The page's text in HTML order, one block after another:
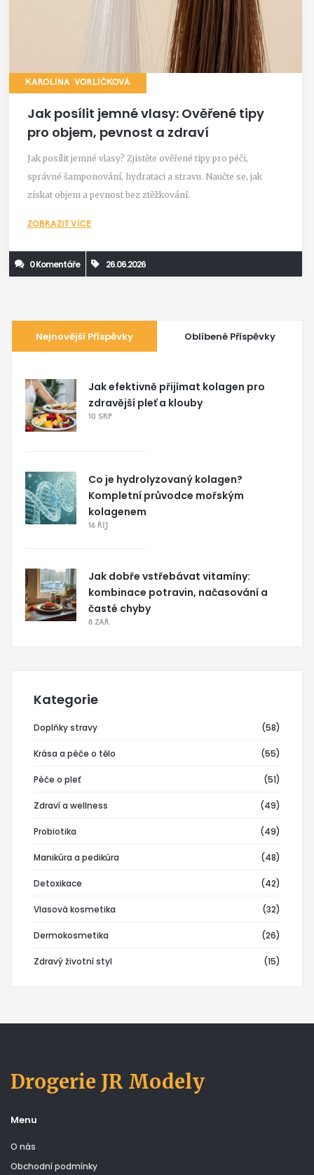
KAROLÍNA VORLÍČKOVÁ
Jak posílit jemné vlasy: Ověřené tipy
pro objem, pevnost a zdraví
Jak posílit jemné vlasy? Zjistěte ověřené tipy pro péči,
správné šamponování, hydrataci a stravu. Naučte se, jak
získat objem a pevnost bez ztěžkování.
ZOBRAZIT VÍCE
0 Komentáře 26.06.2026
Nejnovější Příspěvky Oblíbené Příspěvky
Jak efektivně přijímat kolagen pro
zdravější pleť a klouby
10 SRP
Co je hydrolyzovaný kolagen?
Kompletní průvodce mořským
kolagenem
16 ŘÍJ
Jak dobře vstřebávat vitamíny:
kombinace potravin, načasování a
časté chyby
8 ZÁŘ
Kategorie
Doplňky stravy (58)
Krása a péče o tělo (55)
Péče o pleť (51)
Zdraví a wellness (49)
Probiotika (49)
Manikúra a pedikúra (48)
Detoxikace (42)
Vlasová kosmetika (32)
Dermokosmetika (26)
Zdravý životní styl (15)
Drogerie JR Modely
Menu
O nás
Obchodní podmínky